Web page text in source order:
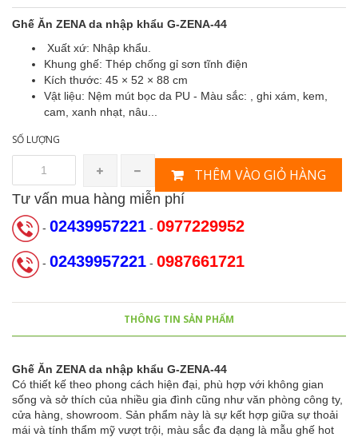
Ghế Ăn ZENA da nhập khẩu G-ZENA-44
Xuất xứ: Nhập khẩu.
Khung ghế: Thép chống gỉ sơn tĩnh điện
Kích thước: 45 × 52 × 88 cm
Vật liệu: Nệm mút bọc da PU - Màu sắc: , ghi xám, kem,
cam, xanh nhạt, nâu...
SỐ LƯỢNG
THÊM VÀO GIỎ HÀNG
Tư vấn mua hàng miễn phí
- 02439957221 - 0977229952
- 02439957221 - 0987661721
THÔNG TIN SẢN PHẨM
Ghế Ăn ZENA da nhập khẩu G-ZENA-44
Có thiết kế theo phong cách hiện đại, phù hợp với không gian
sống và sở thích của nhiều gia đình cũng như văn phòng công ty,
cửa hàng, showroom. Sản phẩm này là sự kết hợp giữa sự thoải
mái và tính thẩm mỹ vượt trội, màu sắc đa dạng là mẫu ghế hot